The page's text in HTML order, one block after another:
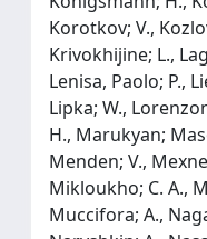
Korotkov; V.,
Krivokhijine; L.,
Lenisa, Paolo; P.,
Lipka; W.,
H., Marukyan;
Menden; V.,
Mikloukho; C. A.,
Muccifora; A.,